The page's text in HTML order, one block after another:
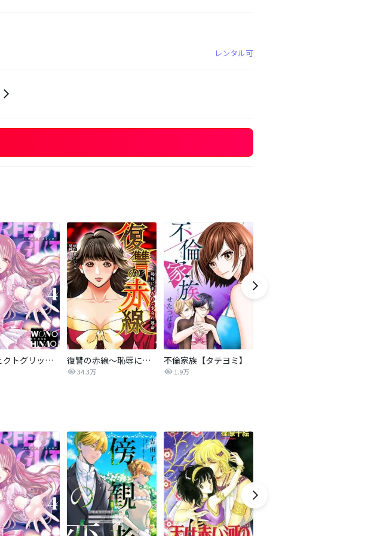
レンタル可
パーフェクトグリッター 復讐の赤線～恥辱にまみれた少女の運命～【タテヨミ】
34.3万
不倫家族【タテヨミ】
1.9万